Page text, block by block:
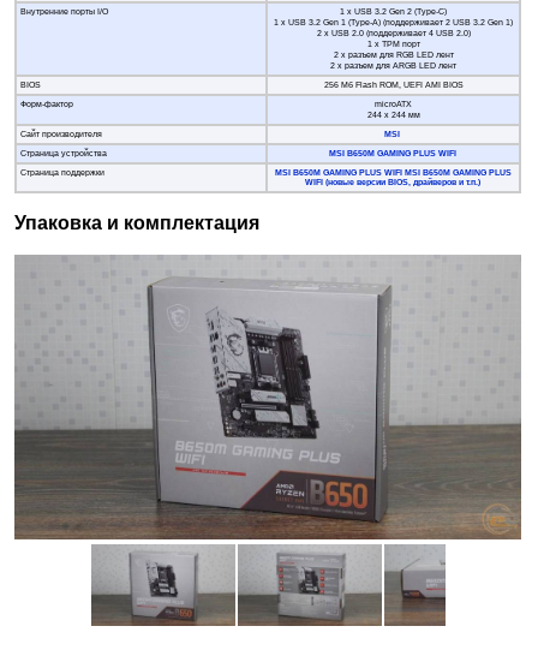
Внутренние порты I/O
1 x USB 3.2 Gen 2 (Type-C)
1 x USB 3.2 Gen 1 (Type-A) (поддерживает 2 USB 3.2 Gen 1)
2 x USB 2.0 (поддерживает 4 USB 2.0)
1 x TPM порт
2 x разъем для RGB LED лент
2 x разъем для ARGB LED лент
BIOS
256 Mб Flash ROM, UEFI AMI BIOS
Форм-фактор
microATX
244 x 244 мм
Сайт производителя
MSI
Страница устройства
MSI B650M GAMING PLUS WIFI
Страница поддержки
MSI B650M GAMING PLUS WIFI MSI B650M GAMING PLUS
WIFI (новые версии BIOS, драйверов и т.п.)
Упаковка и комплектация